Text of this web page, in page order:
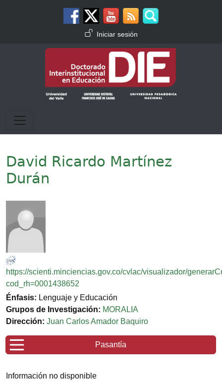
Menú de cuenta de usuario
Iniciar sesión
David Ricardo Martínez
Durán
https://scienti.minciencias.gov.co/cvlac/visualizador/
cod_rh=0001438652
Énfasis: Lenguaje y Educación
Grupos de Investigación: MORALIA
Dirección: Juan Carlos Amador Baquiro
Pasantía
Información no disponible